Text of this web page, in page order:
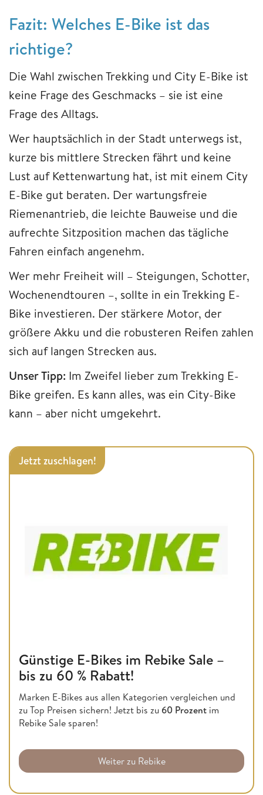
Fazit: Welches E-Bike ist das
richtige?
Die Wahl zwischen Trekking und City E-Bike ist
keine Frage des Geschmacks – sie ist eine
Frage des Alltags.
Wer hauptsächlich in der Stadt unterwegs ist,
kurze bis mittlere Strecken fährt und keine
Lust auf Kettenwartung hat, ist mit einem City
E-Bike gut beraten. Der wartungsfreie
Riemenantrieb, die leichte Bauweise und die
aufrechte Sitzposition machen das tägliche
Fahren einfach angenehm.
Wer mehr Freiheit will – Steigungen, Schotter,
Wochenendtouren –, sollte in ein Trekking E-
Bike investieren. Der stärkere Motor, der
größere Akku und die robusteren Reifen zahlen
sich auf langen Strecken aus.
Unser Tipp: Im Zweifel lieber zum Trekking E-
Bike greifen. Es kann alles, was ein City-Bike
kann – aber nicht umgekehrt.
Jetzt zuschlagen!
Günstige E-Bikes im Rebike Sale –
bis zu 60 % Rabatt!
Marken E-Bikes aus allen Kategorien vergleichen und
zu Top Preisen sichern! Jetzt bis zu 60 Prozent im
Rebike Sale sparen!
Weiter zu Rebike